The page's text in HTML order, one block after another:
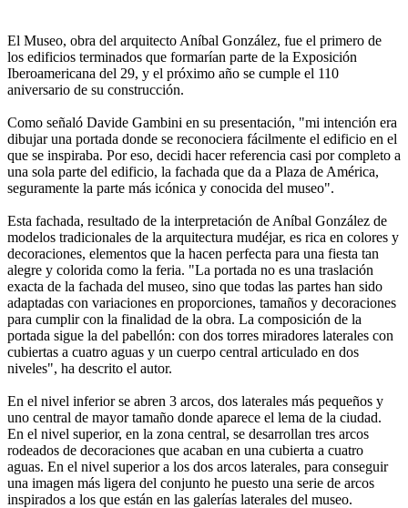
El Museo, obra del arquitecto Aníbal González, fue el primero de
los edificios terminados que formarían parte de la Exposición
Iberoamericana del 29, y el próximo año se cumple el 110
aniversario de su construcción.
Como señaló Davide Gambini en su presentación, "mi intención era
dibujar una portada donde se reconociera fácilmente el edificio en el
que se inspiraba. Por eso, decidi hacer referencia casi por completo a
una sola parte del edificio, la fachada que da a Plaza de América,
seguramente la parte más icónica y conocida del museo".
Esta fachada, resultado de la interpretación de Aníbal González de
modelos tradicionales de la arquitectura mudéjar, es rica en colores y
decoraciones, elementos que la hacen perfecta para una fiesta tan
alegre y colorida como la feria. "La portada no es una traslación
exacta de la fachada del museo, sino que todas las partes han sido
adaptadas con variaciones en proporciones, tamaños y decoraciones
para cumplir con la finalidad de la obra. La composición de la
portada sigue la del pabellón: con dos torres miradores laterales con
cubiertas a cuatro aguas y un cuerpo central articulado en dos
niveles", ha descrito el autor.
En el nivel inferior se abren 3 arcos, dos laterales más pequeños y
uno central de mayor tamaño donde aparece el lema de la ciudad.
En el nivel superior, en la zona central, se desarrollan tres arcos
rodeados de decoraciones que acaban en una cubierta a cuatro
aguas. En el nivel superior a los dos arcos laterales, para conseguir
una imagen más ligera del conjunto he puesto una serie de arcos
inspirados a los que están en las galerías laterales del museo.